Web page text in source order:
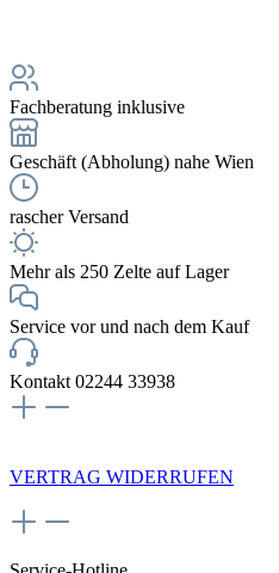
Fachberatung inklusive
Geschäft (Abholung) nahe Wien
rascher Versand
Mehr als 250 Zelte auf Lager
Service vor und nach dem Kauf
Kontakt 02244 33938
VERTRAG WIDERRUFEN